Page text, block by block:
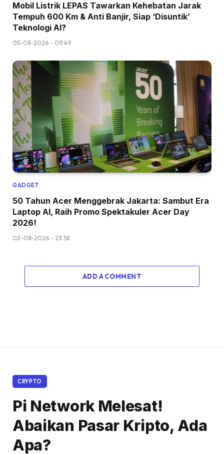
Mobil Listrik LEPAS Tawarkan Kehebatan Jarak
Tempuh 600 Km & Anti Banjir, Siap ‘Disuntik’
Teknologi AI?
05-08-2026 - 09.49
GADGET
50 Tahun Acer Menggebrak Jakarta: Sambut Era
Laptop AI, Raih Promo Spektakuler Acer Day
2026!
02-08-2026 - 23.58
ADD A COMMENT
CRYPTO
Pi Network Melesat!
Abaikan Pasar Kripto, Ada
Apa?